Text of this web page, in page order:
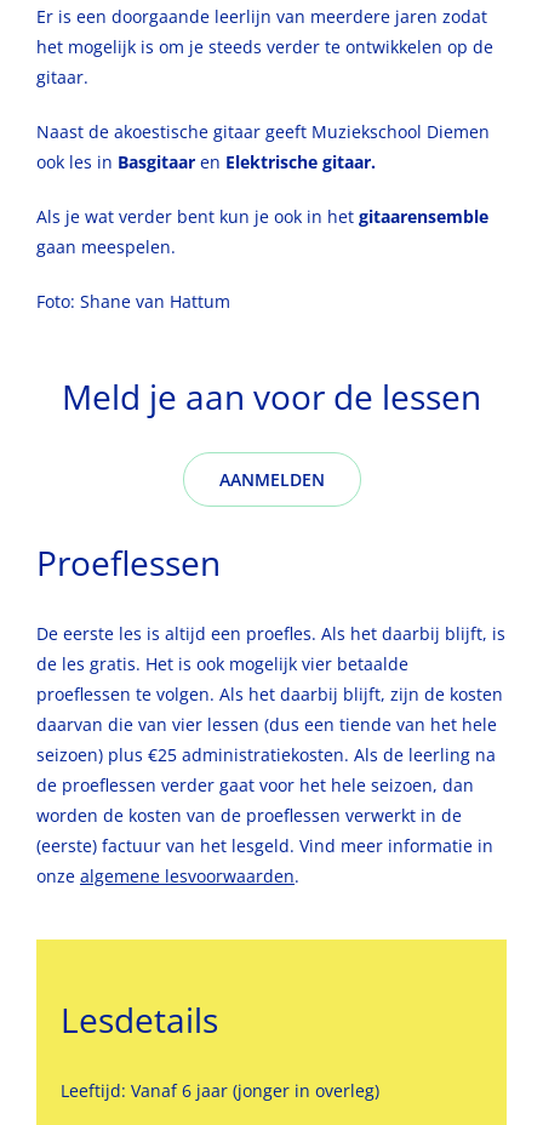
Er is een doorgaande leerlijn van meerdere jaren zodat
het mogelijk is om je steeds verder te ontwikkelen op de
gitaar.
Naast de akoestische gitaar geeft Muziekschool Diemen
ook les in Basgitaar en Elektrische gitaar.
Als je wat verder bent kun je ook in het gitaarensemble
gaan meespelen.
Foto: Shane van Hattum
Meld je aan voor de lessen
AANMELDEN
Proeflessen
De eerste les is altijd een proefles. Als het daarbij blijft, is
de les gratis. Het is ook mogelijk vier betaalde
proeflessen te volgen. Als het daarbij blijft, zijn de kosten
daarvan die van vier lessen (dus een tiende van het hele
seizoen) plus €25 administratiekosten. Als de leerling na
de proeflessen verder gaat voor het hele seizoen, dan
worden de kosten van de proeflessen verwerkt in de
(eerste) factuur van het lesgeld. Vind meer informatie in
onze algemene lesvoorwaarden.
Lesdetails
Leeftijd: Vanaf 6 jaar (jonger in overleg)